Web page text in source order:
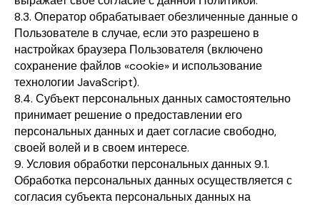
8.3. Оператор обрабатывает обезличенные данные о
Пользователе в случае, если это разрешено в
настройках браузера Пользователя (включено
сохранение файлов «cookie» и использование
технологии JavaScript).
8.4. Субъект персональных данных самостоятельно
принимает решение о предоставлении его
персональных данных и дает согласие свободно,
своей волей и в своем интересе.
9. Условия обработки персональных данных 9.1.
Обработка персональных данных осуществляется с
согласия субъекта персональных данных на